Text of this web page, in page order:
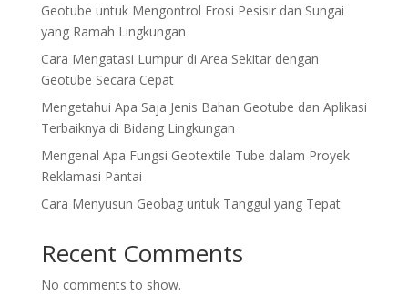
Geotube untuk Mengontrol Erosi Pesisir dan Sungai
yang Ramah Lingkungan
Cara Mengatasi Lumpur di Area Sekitar dengan
Geotube Secara Cepat
Mengetahui Apa Saja Jenis Bahan Geotube dan Aplikasi
Terbaiknya di Bidang Lingkungan
Mengenal Apa Fungsi Geotextile Tube dalam Proyek
Reklamasi Pantai
Cara Menyusun Geobag untuk Tanggul yang Tepat
Recent Comments
No comments to show.